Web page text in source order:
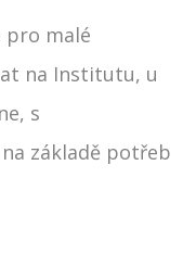
pro malé
na Institutu, u
s
základě potřeb